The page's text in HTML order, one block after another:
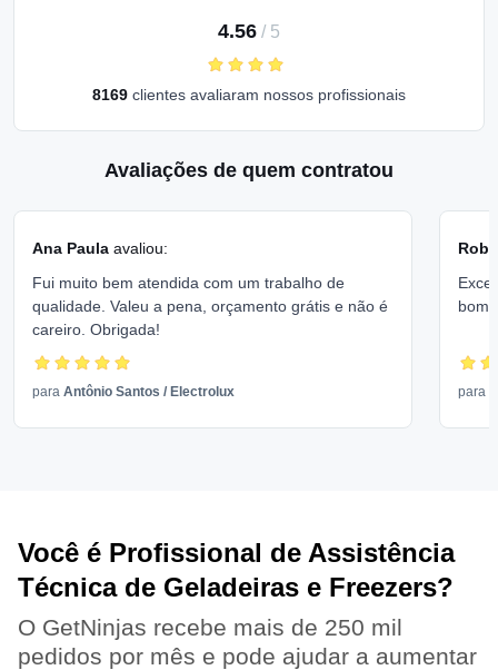
4.56 / 5
8169 clientes avaliaram nossos profissionais
Avaliações de quem contratou
Ana Paula avaliou:
Fui muito bem atendida com um trabalho de
qualidade. Valeu a pena, orçamento grátis e não é
careiro. Obrigada!
para Antônio Santos / Electrolux
bom
para
Você é Profissional de Assistência
Técnica de Geladeiras e Freezers?
O GetNinjas recebe mais de 250 mil
pedidos por mês e pode ajudar a aumentar